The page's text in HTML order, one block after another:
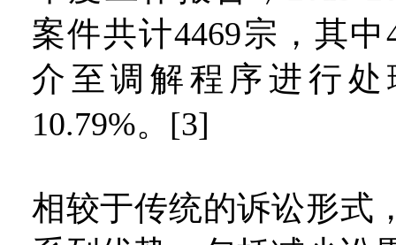
案件共计4469宗，其中
介至调解程序进行处
10.79%。[3]
相较于传统的诉讼形式